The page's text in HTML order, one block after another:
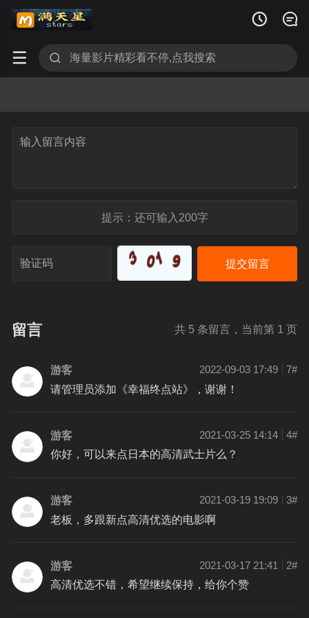
 
 
提示：还可输入 200字
共 5 条留言，当前第 1 页
留言
游客 2022-09-03 17:49 7#
请管理员添加《幸福终点站》，谢谢！
游客 2021-03-25 14:14 4#
你好，可以来点日本的高清武士片么？
游客 2021-03-19 19:09 3#
老板，多跟新点高清优选的电影啊
游客 2021-03-17 21:41 2#
高清优选不错，希望继续保持，给你个赞